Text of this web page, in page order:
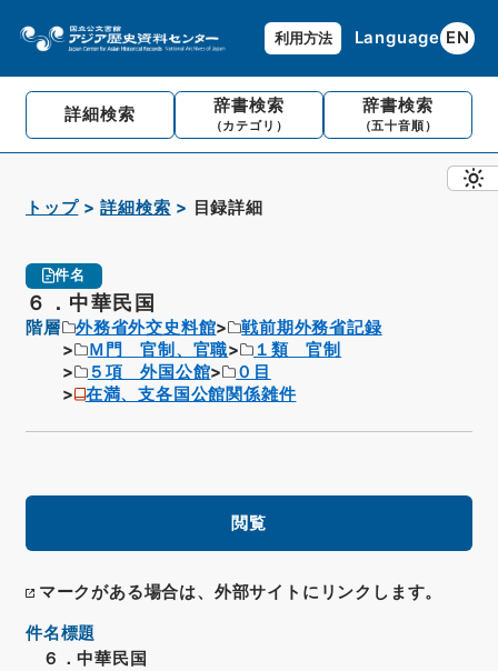
利用方法 Language EN
詳細検索 辞書検索
（カテゴリ）
辞書検索
（五十音順）
トップ 詳細検索 目録詳細
件名
６．中華民国
階層 外務省外交史料館
戦前期外務省記録
Ｍ門 官制、官職
１類 官制
５項 外国公館
０目
在満、支各国公館関係雑件
閲覧
マークがある場合は、外部サイトにリンクします。
件名標題
６．中華民国